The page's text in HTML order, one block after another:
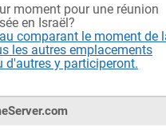
moment pour une réunion
en Israël?
comparant le moment de
les autres emplacements
d'autres y participeront.